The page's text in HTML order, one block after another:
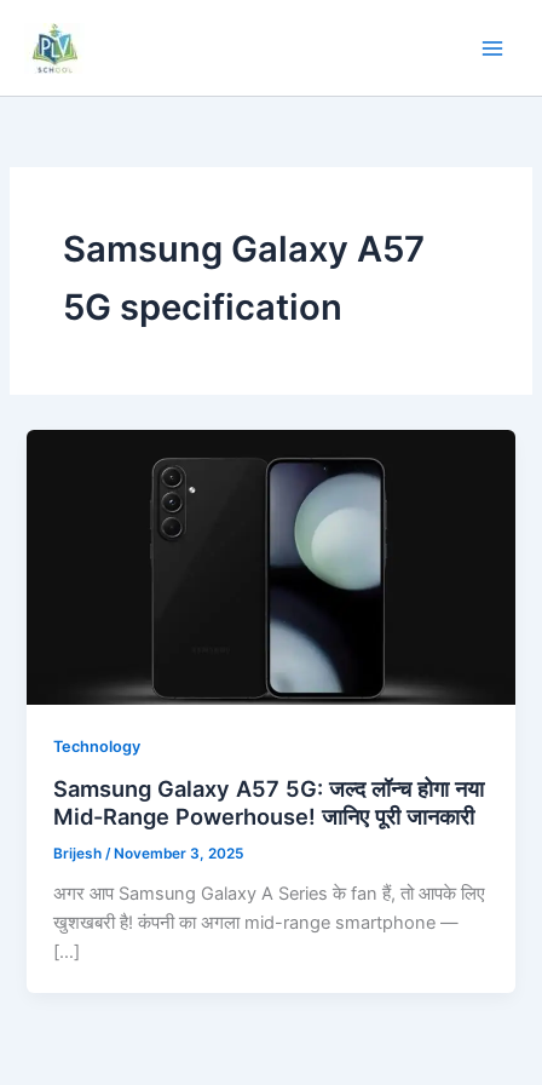
Samsung Galaxy A57
5G specification
Technology
Samsung Galaxy A57 5G: जल्द लॉन्च होगा नया
Mid-Range Powerhouse! जानिए पूरी जानकारी
Brijesh /November 3, 2025
अगर आप Samsung Galaxy A Series के fan हैं, तो आपके लिए
खुशखबरी है! कंपनी का अगला mid-range smartphone —
[…]